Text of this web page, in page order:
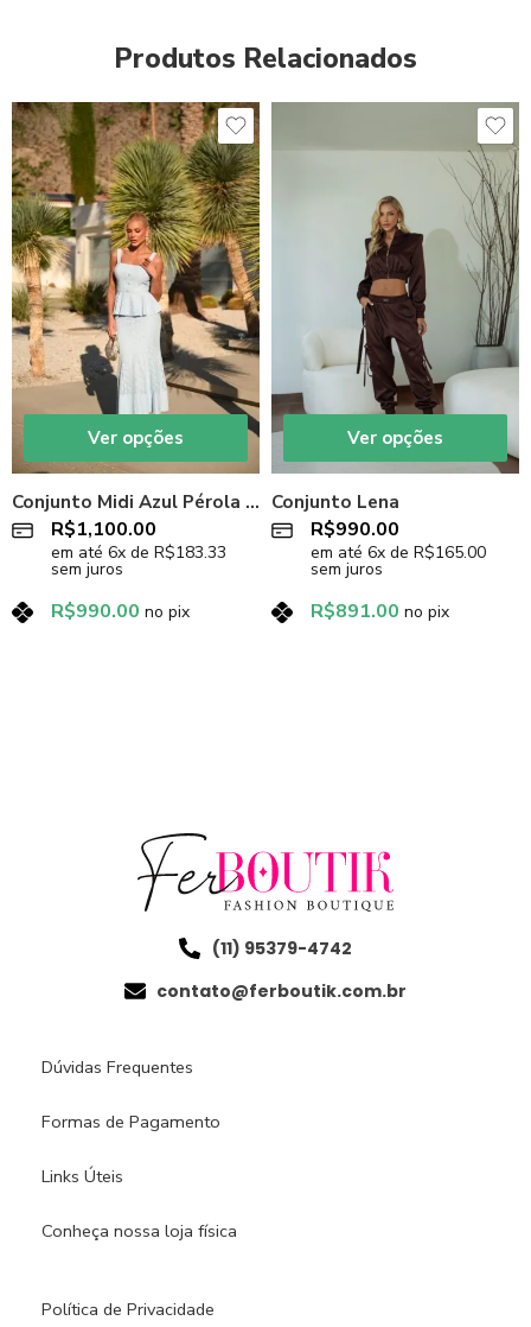
Produtos Relacionados
Ver opções
Conjunto Midi Azul Pérola Grace
R$1,100.00
em até 6x de R$183.33
sem juros
R$990.00 no pix
Ver opções
Conjunto Lena
R$990.00
em até 6x de R$165.00
sem juros
R$891.00 no pix
(11) 95379-4742
contato@ferboutik.com.br
Dúvidas Frequentes
Formas de Pagamento
Links Úteis
Conheça nossa loja física​
Política de Privacidade